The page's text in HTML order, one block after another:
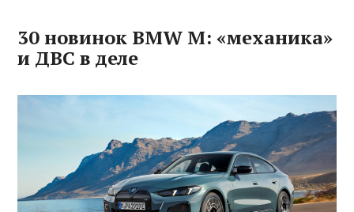
30 новинок BMW M: «механика»
и ДВС в деле